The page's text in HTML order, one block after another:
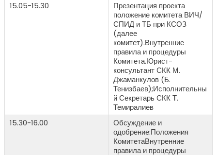
15.05-15.30
Презентация проекта
положение комитета ВИЧ/
СПИД и ТБ при КСОЗ
(далее
комитет).Внутренние
правила и процедуры
Комитета.Юрист-
консультант СКК М.
Джаманкулов (Б.
Тенизбаев);Исполнительны
й Секретарь СКК Т.
Темиралиев
15.30-16.00
Обсуждение и
одобрение:Положения
КомитетаВнутренние
правила и процедуры